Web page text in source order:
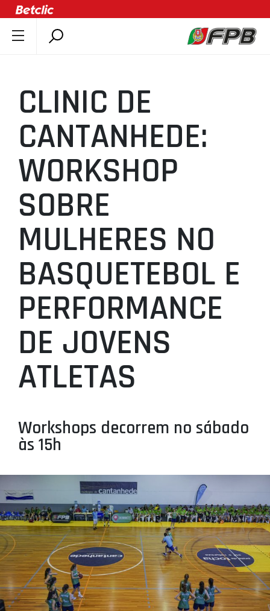
ÚLTIMAS
COMPETIÇÕES
ASSOCIAÇÕES
CLUBES
AGENTES
AGENDA
SELEÇÕES
MINIBASQUETE
ÁREA TÉCNICA
PROJETOS
LIGA BETCLIC MASCULINA
LIGA BETCLIC FEMININA
CLINIC DE
CANTANHEDE:
WORKSHOP
SOBRE
MULHERES NO
BASQUETEBOL E
PERFORMANCE
DE JOVENS
ATLETAS
Workshops decorrem no sábado
às 15h